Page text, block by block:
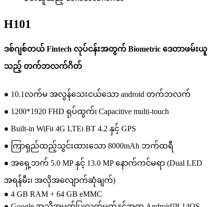
H101
ဒစ်ဂျစ်တယ် Fintech လုပ်ငန်းအတွက် Biometric ဒေတာဖမ်းယူ
သည့် တက်ဘလက်ဂိတ်
● 10.1လက်မ အလွန်သေးငယ်သော android တက်ဘလက်
● 1200*1920 FHD ရုပ်ထွက်၊ Capacitive multi-touch
● Built-in WiFi၊ 4G LTE၊ BT 4.2 နှင့် GPS
● ကြာရှည်ထည့်သွင်းထားသော 8000mAh ဘက်ထရီ
● အရှေ့ဘက် 5.0 MP နှင့် 13.0 MP နောက်ကင်မရာ (Dual LED
အရန်မီး၊ အလိုအလျောက်ဆုံချက်)
● 4 GB RAM + 64 GB eMMC